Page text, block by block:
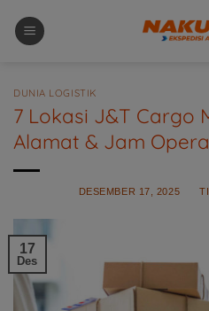
DUNIA LOGISTIK
7 Lokasi J&T Cargo
Alamat & Jam
DESEMBER 17, 2025 BY
17
Des